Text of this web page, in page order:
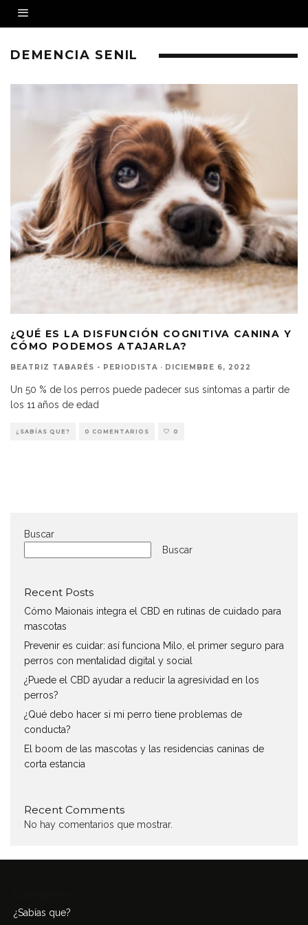
DEMENCIA SENIL
¿QUÉ ES LA DISFUNCIÓN COGNITIVA CANINA Y
CÓMO PODEMOS ATAJARLA?
BEATRIZ TABARÉS - PERIODISTA · DICIEMBRE 6, 2022
Un 50 % de los perros puede padecer sus síntomas a partir de
los 11 años de edad
¿SABÍAS QUE? 0 COMENTARIOS 0
Buscar
Buscar
Recent Posts
Cómo Maionais integra el CBD en rutinas de cuidado para
mascotas
Prevenir es cuidar: así funciona Milo, el primer seguro para
perros con mentalidad digital y social
¿Puede el CBD ayudar a reducir la agresividad en los
perros?
¿Qué debo hacer si mi perro tiene problemas de
conducta?
El boom de las mascotas y las residencias caninas de
corta estancia
Recent Comments
No hay comentarios que mostrar.
¿Sabías que?